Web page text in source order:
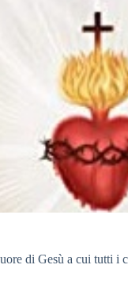
di Gesù a cui tutti i